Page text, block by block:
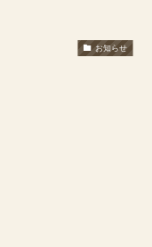
お知らせ